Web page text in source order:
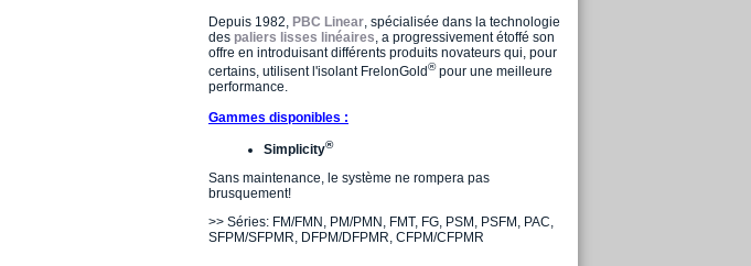
Depuis 1982, PBC Linear, spécialisée dans la technologie
des paliers lisses linéaires, a progressivement étoffé son
offre en introduisant différents produits novateurs qui, pour
certains, utilisent l'isolant FrelonGold®pour une meilleure
performance.
Gammes disponibles :
Simplicity®
Sans maintenance, le système ne rompera pas
brusquement!
>> Séries: FM/FMN, PM/PMN, FMT, FG, PSM, PSFM, PAC,
SFPM/SFPMR, DFPM/DFPMR, CFPM/CFPMR